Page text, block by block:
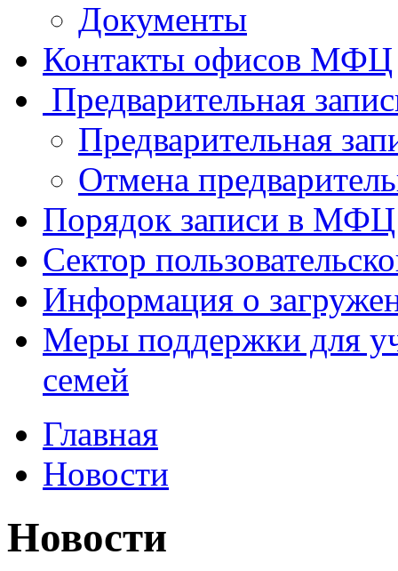
Документы
Контакты офисов МФЦ
Предварительная
Предварительная
Отмена
Порядок записи в МФЦ
Сектор
Информация о
Меры поддержки для
семей
Главная
Новости
Новости